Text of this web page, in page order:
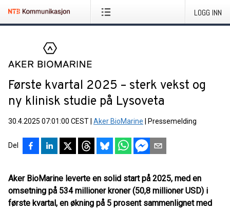
LOGG INN
Første kvartal 2025 – sterk vekst og
ny klinisk studie på Lysoveta
30.4.2025 07:01:00 CEST Aker BioMarine Pressemelding
Del
Aker BioMarine leverte en solid start på 2025, med en
omsetning på 534 millioner kroner (50,8 millioner USD) i
første kvartal, en økning på 5 prosent sammenlignet med